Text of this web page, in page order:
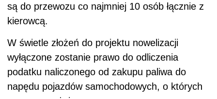
są do przewozu co najmniej 10 osób łącznie z
kierowcą.
W świetle złożeń do projektu nowelizacji
wyłączone zostanie prawo do odliczenia
podatku naliczonego od zakupu paliwa do
napędu pojazdów samochodowych, o których